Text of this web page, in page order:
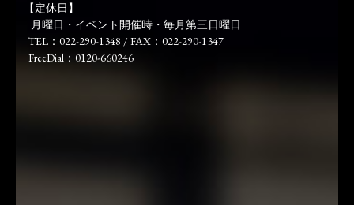
【定休日】
月曜日・イベント開催時・毎月第三日曜日
TEL：022-290-1348 / FAX：022-290-1347
FreeDial：0120-660246